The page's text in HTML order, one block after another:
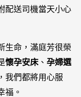
配送司機當天小心
生命，滿庭芳很榮
懷孕安床 、 孕婦選
，我們都將用心服
福。